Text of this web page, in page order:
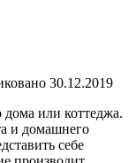
30.12.2019
дома или коттеджа.
и домашнего
себе